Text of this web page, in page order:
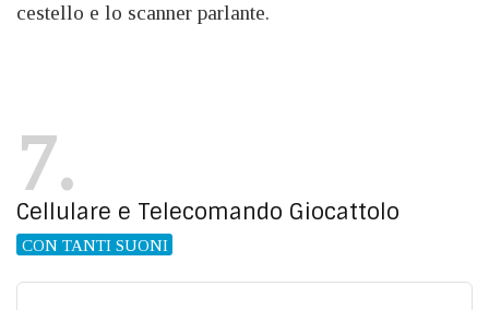
cestello e lo scanner parlante.
7
Cellulare e Telecomando Giocattolo
CON TANTI SUONI